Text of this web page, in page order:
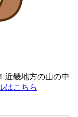
近畿地方の山の中
はこちら